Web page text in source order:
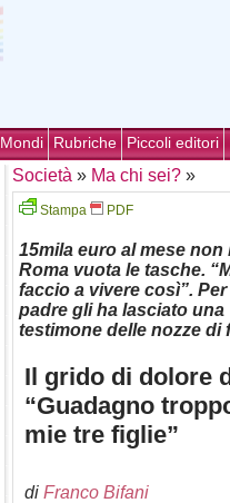
Mondi Rubriche Piccoli editori
Società » Ma chi sei? »
Stampa PDF
15mila euro al mese
Roma vuota le tasche.
faccio a vivere così”.
padre gli ha lasciato una
testimone delle nozze di
Il grido di dolore
“Guadagno
mie tre figlie”
di Franco Bifani